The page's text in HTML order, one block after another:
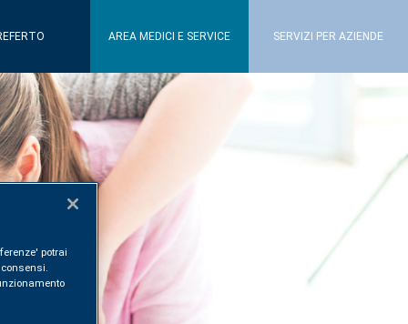
AREA MEDICI E SERVICE SERVIZI PER AZIENDE
potrai